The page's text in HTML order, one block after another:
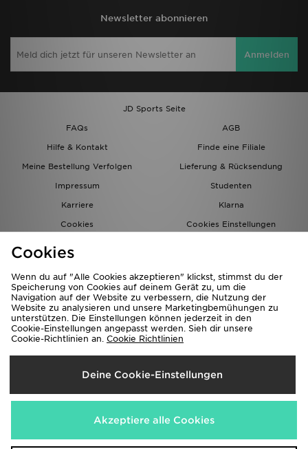
Newsletter abonnieren
Anmelden
JD Sports Seite
FAQs
AGB
Hilfe & Kontakt
Finde eine Filiale
Meine Bestellung Verfolgen
Lieferung & Rücksendung
Impressum
Studenten
Karriere
Klarna
Cookies
Cookies Einstellungen
Lieferung Nach
Deutschland
Wir akzeptieren folgende Zahlungsmethoden
Cookies
Wenn du auf "Alle Cookies akzeptieren" klickst, stimmst du der
Speicherung von Cookies auf deinem Gerät zu, um die
Navigation auf der Website zu verbessern, die Nutzung der
Website zu analysieren und unsere Marketingbemühungen zu
unterstützen. Die Einstellungen können jederzeit in den
Cookie-Einstellungen angepasst werden. Sieh dir unsere
Cookie-Richtlinien an. Cookie Richtlinien
Deine Cookie-Einstellungen
Akzeptiere alle Cookies